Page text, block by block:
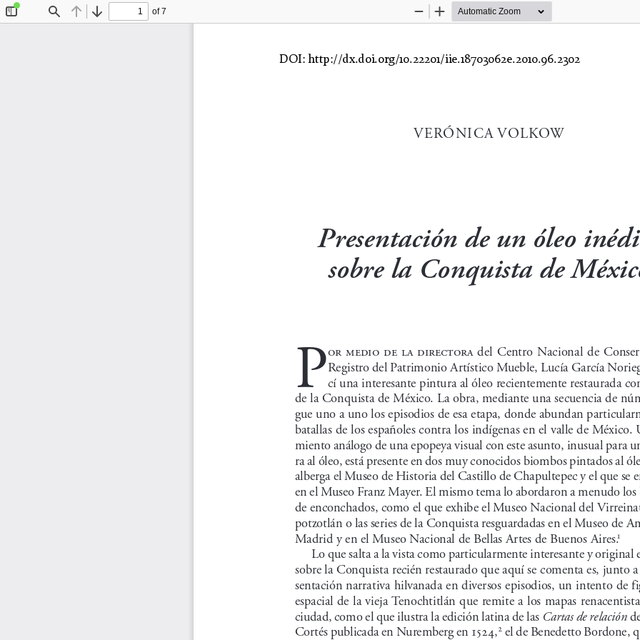
Find Previous
Next
of 7
Zoom
Zoom
VERÓNICA VOLKOW
Presentación de un óleo
sobre la Conquista de
Por  medio  de  la  directora  del  Centro  Nacional  de
Registro del Patrimonio Artístico Mueble, Lucía García
cí una interesante pintura al óleo recientemente restaurada
de la Conquista de México. La obra, mediante una secuencia de
gue uno a uno los episodios de esa etapa, donde abundan
batallas de los españoles contra los indígenas en el valle de México.
miento análogo de una epopeya visual con este asunto, inusual para
ra al óleo, está presente en dos muy conocidos biombos pintados al
alber ga el Museo de Historia del Castillo de Chapultepec y el que se
en el Museo Franz Mayer. El mismo tema lo abordaron a menudo
de enconchados, como el que exhibe el Museo Nacional del
potzotlán o las series de la Conquista resguardadas en el Museo de
Madrid y en el Museo Nacional de Bellas Artes de Buenos Aires.1
Lo que salta a la vista como particularmente interesante y original
sobre la Conquista recién restaurado que aquí se comenta es, junto
sentación narrativa hilvanada en diversos episodios, un intento de
espacial de la vieja Tenochtitlán que remite a los mapas
ciudad, como el que ilustra la edición latina de las Cartas de relación
Cortés publicada en Nuremberg en 1524,2 el de Benedetto Bordone,
DOI: http://dx.doi.org/10.22201/iie.18703062e.2010.96.2302